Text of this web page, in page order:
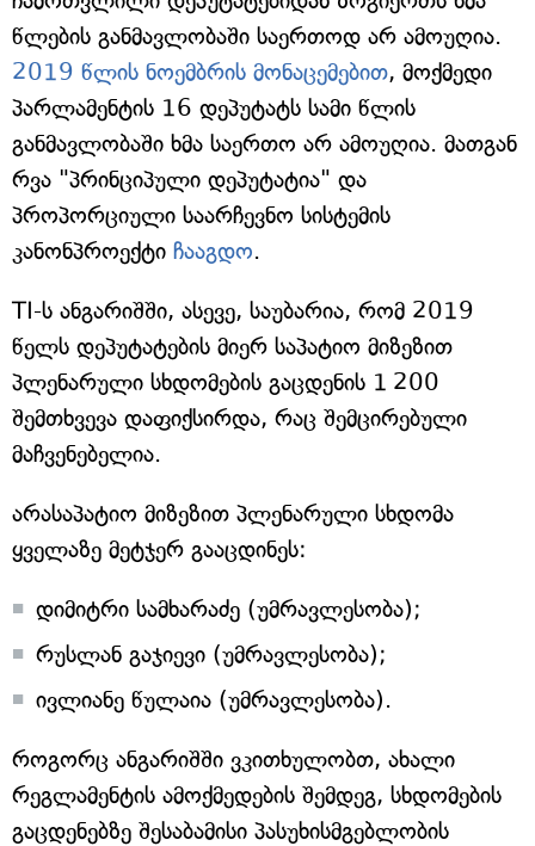
წლების განმავლობაში საერთოდ არ ამოუღია.
2019 წლის ნოემბრის მონაცემებით, მოქმედი
პარლამენტის 16 დეპუტატს სამი წლის
განმავლობაში ხმა საერთო არ ამოუღია. მათგან
რვა "პრინციპული დეპუტატია" და
პროპორციული საარჩევნო სისტემის
კანონპროექტი ჩააგდო.
TI-ს ანგარიშში, ასევე, საუბარია, რომ 2019
წელს დეპუტატების მიერ საპატიო მიზეზით
პლენარული სხდომების გაცდენის 1 200
შემთხვევა დაფიქსირდა, რაც შემცირებული
მაჩვენებელია.
არასაპატიო მიზეზით პლენარული სხდომა
ყველაზე მეტჯერ გააცდინეს:
დიმიტრი სამხარაძე (უმრავლესობა);
რუსლან გაჯიევი (უმრავლესობა);
ივლიანე წულაია (უმრავლესობა).
როგორც ანგარიშში ვკითხულობთ, ახალი
რეგლამენტის ამოქმედების შემდეგ, სხდომების
გაცდენებზე შესაბამისი პასუხისმგებლობის